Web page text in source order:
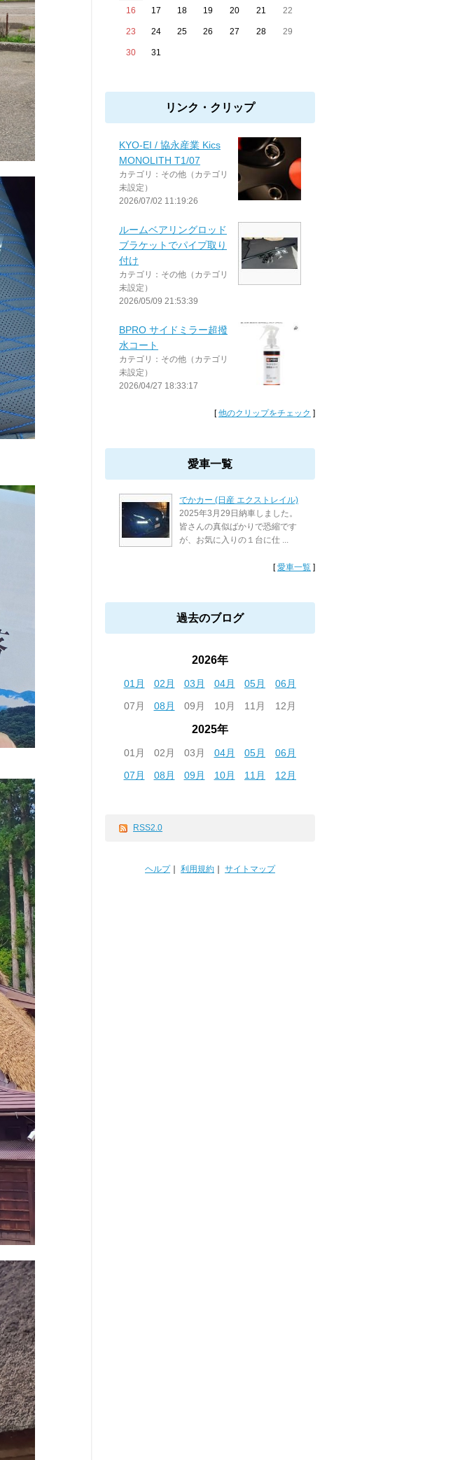
16 17 18 19 20 21 22
23 24 25 26 27 28 29
30 31
リンク・クリップ
KYO-EI / 協永産業 Kics
MONOLITH T1/07
カテゴリ：その他（カテゴリ
未設定）
2026/07/02 11:19:26
ルームベアリングロッド
ブラケットでパイプ取り
付け
カテゴリ：その他（カテゴリ
未設定）
2026/05/09 21:53:39
BPRO サイドミラー超撥
水コート
カテゴリ：その他（カテゴリ
未設定）
2026/04/27 18:33:17
[他のクリップをチェック ]
愛車一覧
でかカー (日産 エクストレイル)
2025年3月29日納車しました。
皆さんの真似ばかりで恐縮です
が、お気に入りの１台に仕 ...
[愛車一覧 ]
過去のブログ
2026年
01月 02月 03月 04月 05月
06月
07月
08月 09月 10月 11月 12月
2025年
01月 02月 03月 04月 05月
06月
07月
08月 09月 10月 11月 12月
RSS2.0
ヘルプ｜ 利用規約 サイトマップ